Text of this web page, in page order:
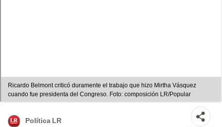
Ricardo Belmont criticó duramente el trabajo que hizo Mirtha Vásquez
cuando fue presidenta del Congreso. Foto: composición LR/Popular
Política LR